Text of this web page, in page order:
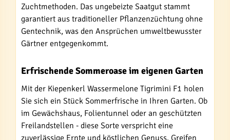
Zuchtmethoden. Das ungebeizte Saatgut stammt
garantiert aus traditioneller Pflanzenzüchtung ohne
Gentechnik, was den Ansprüchen umweltbewusster
Gärtner entgegenkommt.
Erfrischende Sommeroase im eigenen Garten
Mit der Kiepenkerl Wassermelone Tigrimini F1 holen
Sie sich ein Stück Sommerfrische in Ihren Garten. Ob
im Gewächshaus, Folientunnel oder an geschützten
Freilandstellen - diese Sorte verspricht eine
zuverlässige Ernte und köstlichen Genuss. Greifen